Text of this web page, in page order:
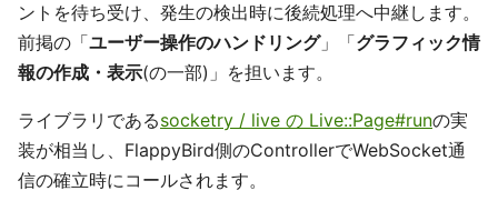
ントを待ち受け、発生の検出時に後続処理へ中継します。
前掲の「ユーザー操作のハンドリング」「グラフィック情
報の作成・表示(の一部)」を担います。
ライブラリであるsocketry / live の Live::Page#runの実
装が相当し、FlappyBird側のControllerでWebSocket通
信の確立時にコールされます。